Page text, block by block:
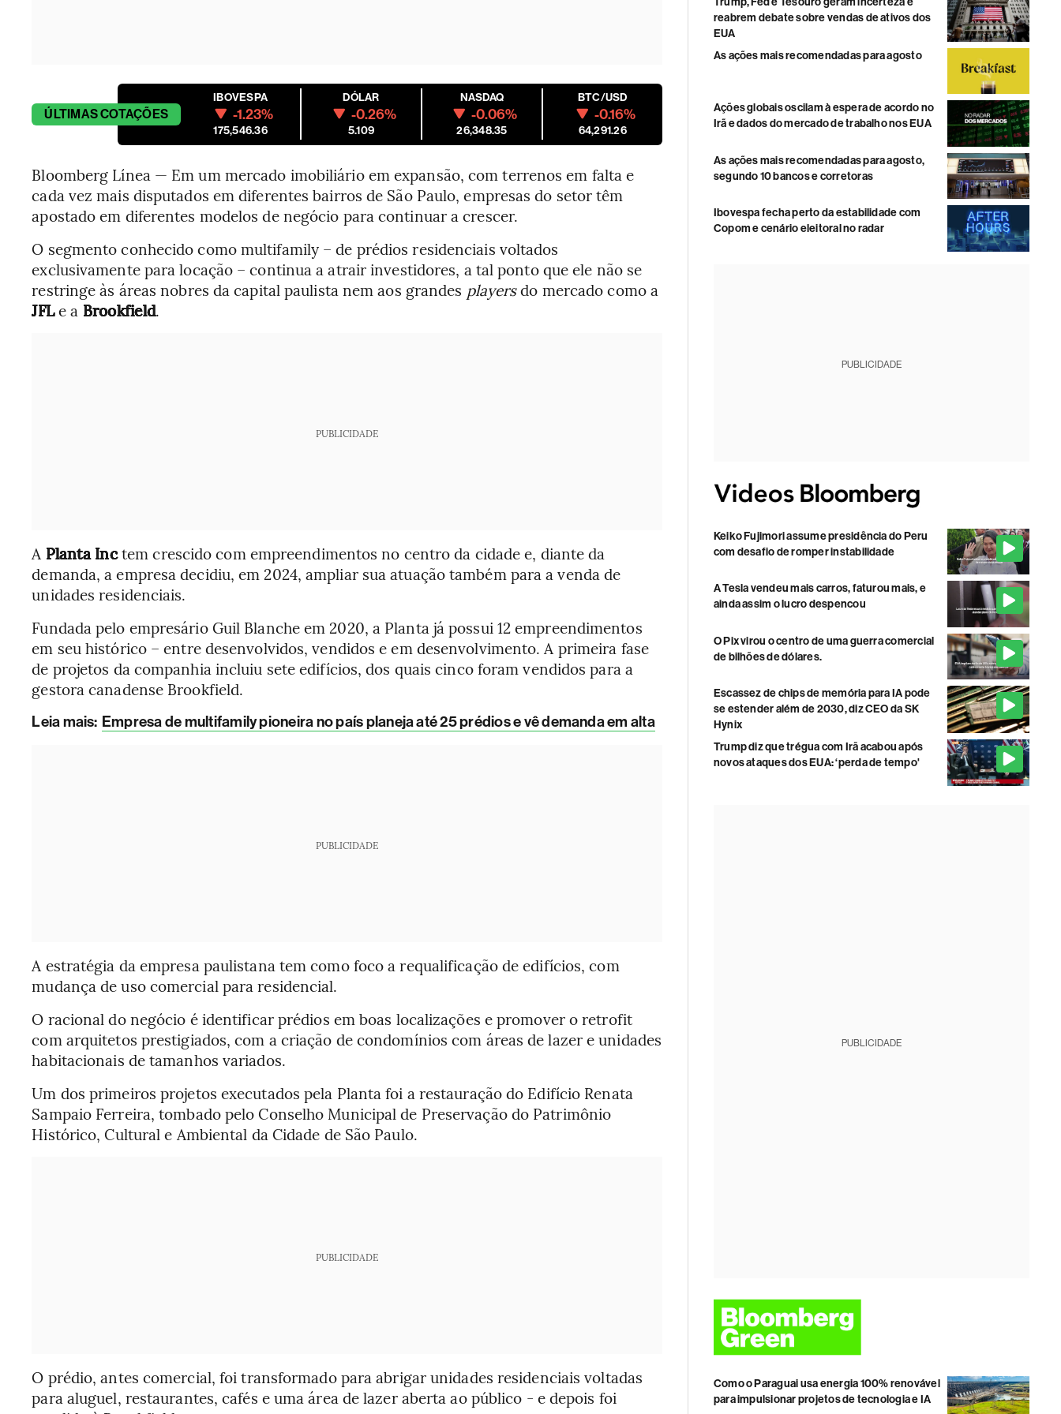
ÚLTIMASCOTAÇÕES
IBOVESPA
-1.23%
175,546.36
DÓLAR
-0.26%
5.109
NASDAQ
-0.06%
26,348.35
BTC/USD
-0.16%
64,291.26
Bloomberg Línea — Em um mercado imobiliário em expansão, com terrenos em falta e
cada vez mais disputados em diferentes bairros de São Paulo, empresas do setor têm
apostado em diferentes modelos de negócio para continuar a crescer.
O segmento conhecido como multifamily – de prédios residenciais voltados
exclusivamente para locação – continua a atrair investidores, a tal ponto que ele não se
restringe às áreas nobres da capital paulista nem aos grandes playersdo mercado como a
JFLe a Brookfield.
PUBLICIDADE
A Planta Inctem crescido com empreendimentos no centro da cidade e, diante da
demanda, a empresa decidiu, em 2024, ampliar sua atuação também para a venda de
unidades residenciais.
Fundada pelo empresário Guil Blanche em 2020, a Planta já possui 12 empreendimentos
em seu histórico – entre desenvolvidos, vendidos e em desenvolvimento. A primeira fase
de projetos da companhia incluiu sete edifícios, dos quais cinco foram vendidos para a
gestora canadense Brookfield.
Leia mais: Empresa de multifamily pioneira no país planeja até 25 prédios e vê demanda em alta
PUBLICIDADE
A estratégia da empresa paulistana tem como foco a requalificação de edifícios, com
mudança de uso comercial para residencial.
O racional do negócio é identificar prédios em boas localizações e promover o retrofit
com arquitetos prestigiados, com a criação de condomínios com áreas de lazer e unidades
habitacionais de tamanhos variados.
Um dos primeiros projetos executados pela Planta foi a restauração do Edifício Renata
Sampaio Ferreira, tombado pelo Conselho Municipal de Preservação do Patrimônio
Histórico, Cultural e Ambiental da Cidade de São Paulo.
PUBLICIDADE
O prédio, antes comercial, foi transformado para abrigar unidades residenciais voltadas
para aluguel, restaurantes, cafés e uma área de lazer aberta ao público - e depois foi
reabrem debate sobre vendas de ativos dos
EUA
As ações mais recomendadas para agosto
Ações globais oscilam à espera de acordo no
Irã e dados do mercado de trabalho nos EUA
As ações mais recomendadas para agosto,
segundo 10 bancos e corretoras
Ibovespa fecha perto da estabilidade com
Copom e cenário eleitoral no radar
PUBLICIDADE
Keiko Fujimori assume presidência do Peru
com desafio de romper instabilidade
A Tesla vendeu mais carros, faturou mais, e
ainda assim o lucro despencou
O Pix virou o centro de uma guerra comercial
de bilhões de dólares.
Escassez de chips de memória para IA pode
se estender além de 2030, diz CEO da SK
Hynix
Trump diz que trégua com Irã acabou após
novos ataques dos EUA: ‘perda de tempo'
PUBLICIDADE
Como o Paraguai usa energia 100% renovável
para impulsionar projetos de tecnologia e IA